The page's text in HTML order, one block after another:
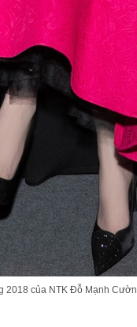
của NTK Đỗ Mạnh